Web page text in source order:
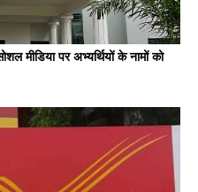
मीडिया पर अभ्यर्थियों के नामों को